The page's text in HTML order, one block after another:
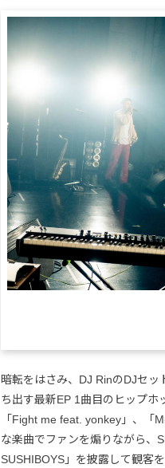
暗転をはさみ、DJ RinのDJセ
ち出す最新EP 1曲目のヒップホ
「Fight me feat. yonkey」、「
な楽曲でファンを煽りながら、
SUSHIBOYS」を披露して観客